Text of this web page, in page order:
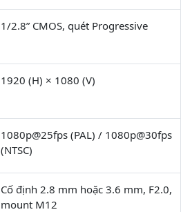
1/2.8” CMOS, quét Progressive
1920 (H) × 1080 (V)
1080p@25fps (PAL) / 1080p@30fps
(NTSC)
Cố định 2.8 mm hoặc 3.6 mm, F2.0,
mount M12